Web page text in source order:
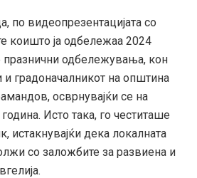
по видеопрезентацијата со
коишто ја одбележаа 2024
празнични одбележувања, кон
и градоначалникот на општина
осврнувајќи се на
Исто така, го честиташе
истакнувајќи дека локалната
со заложбите за развиена и